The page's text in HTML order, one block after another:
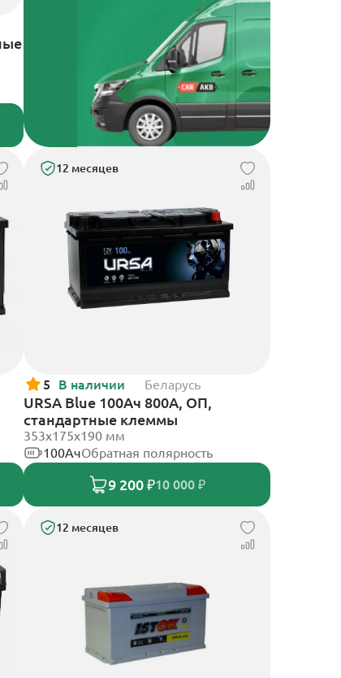
12 месяцев
5 В наличии Беларусь
URSA Blue 100Ач 800А, ОП,
стандартные клеммы
353х175х190 мм
100АчОбратная полярность
9 200 ₽10 000 ₽
12 месяцев